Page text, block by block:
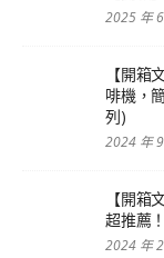
2025 年
【開箱
啡機，
列)
2024 年
【開箱
超推薦！
2024 年